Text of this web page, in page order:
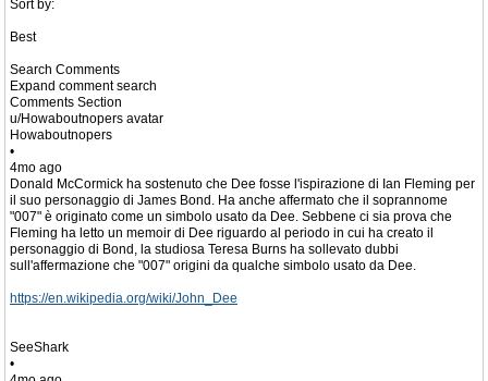
Sort by:
Best
Search Comments
Expand comment search
Comments Section
u/Howaboutnopers avatar
Howaboutnopers
•
4mo ago
Donald McCormick ha sostenuto che Dee fosse l'ispirazione di Ian Fleming per
il suo personaggio di James Bond. Ha anche affermato che il soprannome
"007" è originato come un simbolo usato da Dee. Sebbene ci sia prova che
Fleming ha letto un memoir di Dee riguardo al periodo in cui ha creato il
personaggio di Bond, la studiosa Teresa Burns ha sollevato dubbi
sull'affermazione che "007" origini da qualche simbolo usato da Dee.
https://en.wikipedia.org/wiki/John_Dee
SeeShark
•